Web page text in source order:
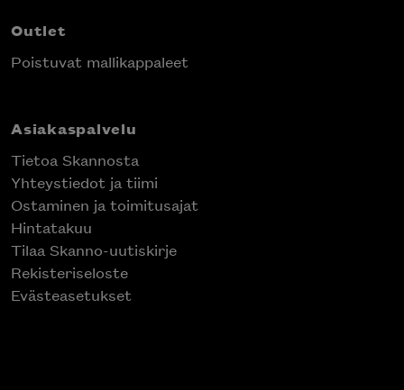
Outlet
Poistuvat mallikappaleet
Asiakaspalvelu
Tietoa Skannosta
Yhteystiedot ja tiimi
Ostaminen ja toimitusajat
Hintatakuu
Tilaa Skanno-uutiskirje
Rekisteriseloste
Evästeasetukset